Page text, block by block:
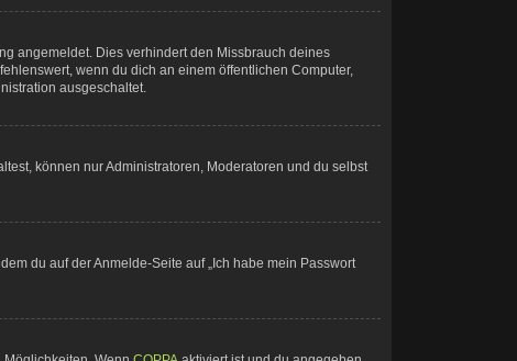
angemeldet. Dies verhindert den Missbrauch deines
wenn du dich an einem öffentlichen Computer,
ausgeschaltet.
können nur Administratoren, Moderatoren und du selbst
du auf der Anmelde-Seite auf „Ich habe mein Passwort